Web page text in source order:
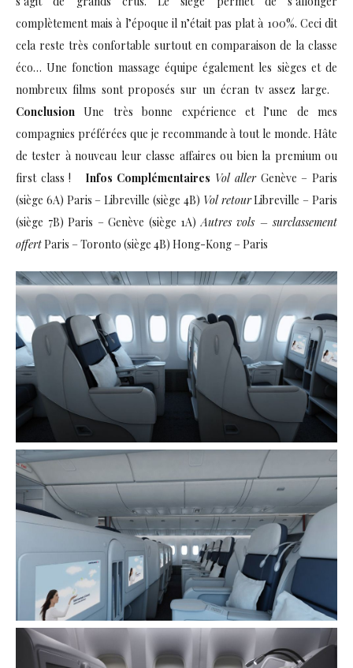
complètement mais à l’époque il n’était pas plat à 100%. Ceci dit
cela reste très confortable surtout en comparaison de la classe
éco… Une fonction massage équipe également les sièges et de
nombreux films sont proposés sur un écran tv assez large.
Conclusion Une très bonne expérience et l’une de mes
compagnies préférées que je recommande à tout le monde. Hâte
de tester à nouveau leur classe affaires ou bien la premium ou
first class ! Infos Complémentaires Vol allerGenève – Paris
(siège 6A) Paris – Libreville (siège 4B) Vol retourLibreville – Paris
(siège 7B) Paris – Genève (siège 1A)Autres vols – surclassement
offertParis – Toronto (siège 4B) Hong-Kong – Paris